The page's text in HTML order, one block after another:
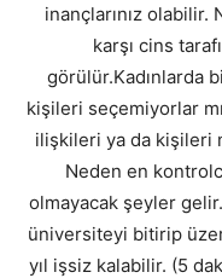
inançlarınız olabilir.
karşı cins
görülür.Kadınlarda
kişileri seçemiyorlar
ilişkileri ya da kişileri
Neden en
olmayacak şeyler
üniversiteyi bitirip
yıl işsiz kalabilir. (5